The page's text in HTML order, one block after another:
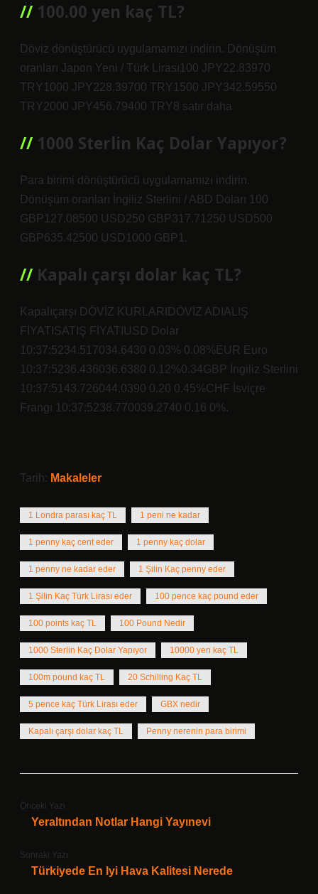
100.00 yen kaç TL?
Döviz dönüştürücü uygulamamızı indirin. Dönüşüm
oranları Japon Yeni / Türk Lirası100 JPY22.83970
TRY1000 JPY228.39700 TRY1500 JPY342.59550
TRY2000 JPY456.79400 TRY8 satır daha
1000 Sterlin Kaç Dolar Yapıyor?
Para birimi dönüştürücü uygulamamızı indirin.
Dönüşüm oranları İngiliz Sterlini / ABD Doları 100
GBP127.08500 USD250 GBP317.71250 USD500
GBP635.42500 USD1000 GBP1.
Kapalı çarşı dolar kaç TL?
Kapalıçarşı DÖVİZ KURLARIDÖVİZ ADIALIŞ
FİYATISATIŞ FİYATIUSD Dolar
10:37:5234.517034.6430 0.03% 0.08%EUR Euro
10:37:5236.436036.6380 0.12%0.34GBP İngiliz Sterlini
10:37:5143.726044.0390 0.20 0.45%CHF İsviçre
Frangı 10:37:5238.770039.2740 0.16 0%.
Tarih: Makaleler
1 Londra parası kaç TL 1 peni ne kadar
1 penny kaç cent eder 1 penny kaç dolar
1 penny ne kadar eder 1 Şilin Kaç penny eder
1 Şilin Kaç Türk Lirası eder 100 pence kaç pound eder
100 points kaç TL 100 Pound Nedir
1000 Sterlin Kaç Dolar Yapıyor 10000 yen kaç TL
100m pound kaç TL 20 Schilling Kaç TL
5 pence kaç Türk Lirası eder GBX nedir
Kapalı çarşı dolar kaç TL Penny nerenin para birimi
Önceki Yazı
Yeraltından Notlar Hangi Yayınevi
Sonraki Yazı
Türkiyede En Iyi Hava Kalitesi Nerede